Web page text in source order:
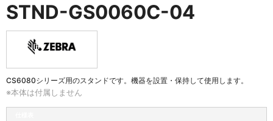
STND-GS0060C-04
CS6080シリーズ用のスタンドです。機器を設置・保持して使用します。
※本体は付属しません